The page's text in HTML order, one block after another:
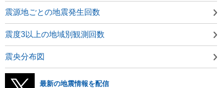
震源地ごとの地震発生回数
震度3以上の地域別観測回数
震央分布図
最新の地震情報を配信